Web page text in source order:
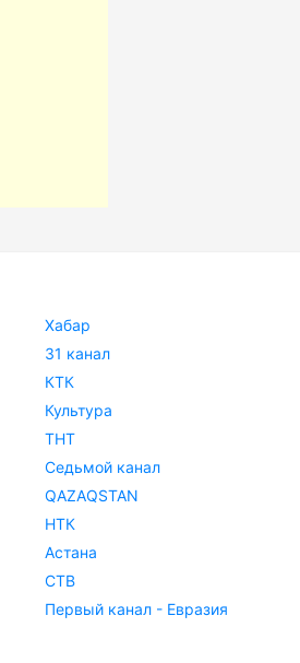
Хабар
31 канал
КТК
Культура
ТНТ
Седьмой канал
QAZAQSTAN
НТК
Астана
СТВ
Первый канал - Евразия